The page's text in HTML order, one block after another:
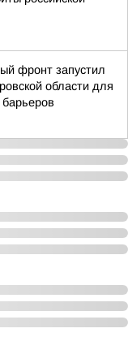
фронт запустил
области для
барьеров